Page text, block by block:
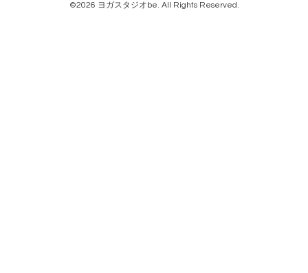
©2026 ヨガスタジオbe. All Rights Reserved.